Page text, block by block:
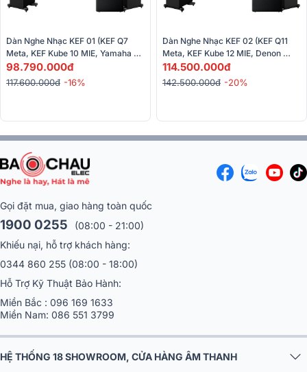
Dàn Nghe Nhạc KEF 01 (KEF Q7
Meta, KEF Kube 10 MIE, Yamaha R-
N800A)
98.790.000đ
117.600.000đ -16%
Dàn Nghe Nhạc KEF 02 (KEF Q11
Meta, KEF Kube 12 MIE, Denon
PMA 1700NE)
114.500.000đ
142.500.000đ -20%
Gọi đặt mua, giao hàng toàn quốc
1900 0255
(08:00 - 21:00)
Khiếu nại, hỗ trợ khách hàng:
0344 860 255 (08:00 - 18:00)
Hỗ Trợ Kỹ Thuật Bảo Hành:
Miền Bắc : 096 169 1633
Miền Nam: 086 551 3799
HỆ THỐNG 18 SHOWROOM, CỬA HÀNG ÂM THANH